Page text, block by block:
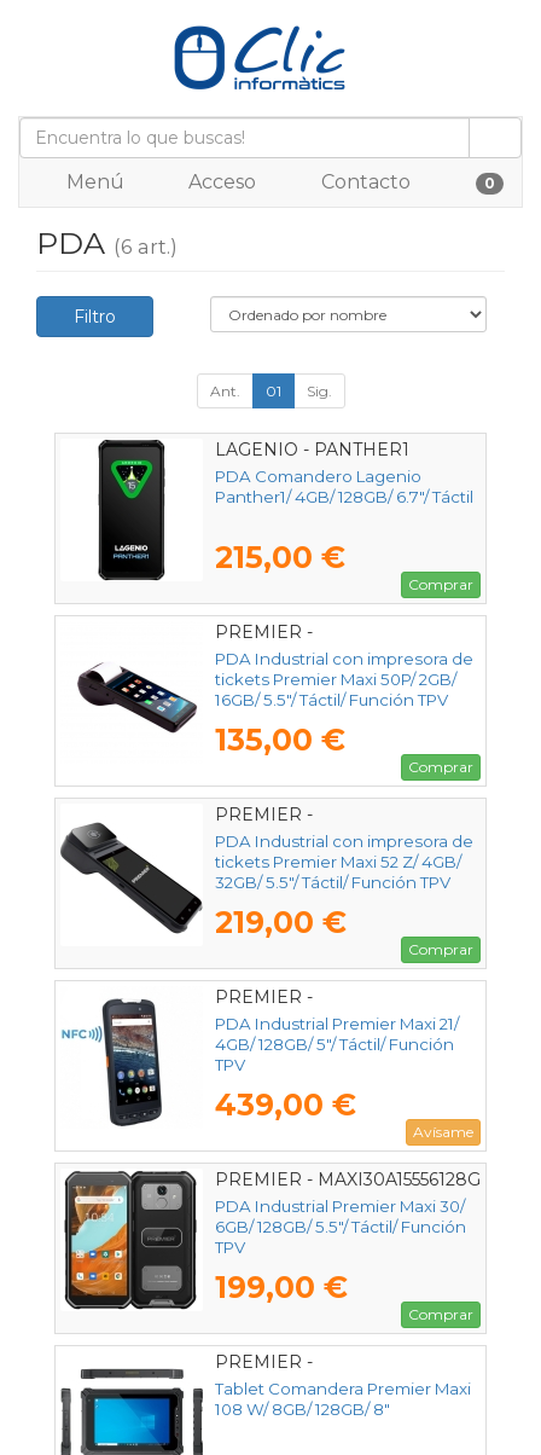
Menú Acceso Contacto 0
PDA (6 art.)
Filtro
Ant. 01 Sig.
LAGENIO - PANTHER1
PDA Comandero Lagenio
Panther1/ 4GB/ 128GB/ 6.7"/ Táctil
215,00 €
Comprar
PREMIER -
MAXI50P55112164G58
PDA Industrial con impresora de
tickets Premier Maxi 50P/ 2GB/
16GB/ 5.5"/ Táctil/ Función TPV
135,00 €
Comprar
PREMIER -
MAXI52Z55144324G58
PDA Industrial con impresora de
tickets Premier Maxi 52 Z/ 4GB/
32GB/ 5.5"/ Táctil/ Función TPV
219,00 €
Comprar
PREMIER -
MAX215A1541282DNFC
PDA Industrial Premier Maxi 21/
4GB/ 128GB/ 5"/ Táctil/ Función
TPV
439,00 €
Avísame
PREMIER - MAXI30A15556128G
PDA Industrial Premier Maxi 30/
6GB/ 128GB/ 5.5"/ Táctil/ Función
TPV
199,00 €
Comprar
PREMIER -
MAXI108W1181284GWFBT
Tablet Comandera Premier Maxi
108 W/ 8GB/ 128GB/ 8"